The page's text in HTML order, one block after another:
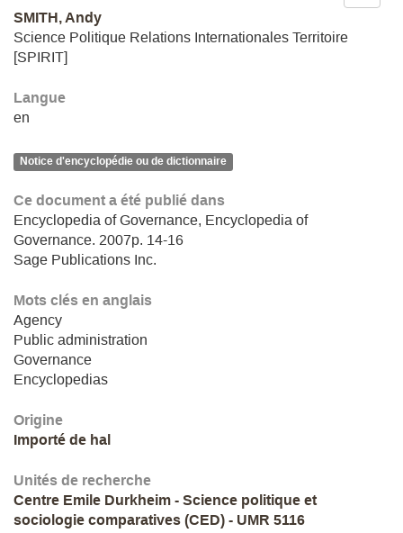
SMITH, Andy
Science Politique Relations Internationales Territoire
[SPIRIT]
Langue
en
Notice d'encyclopédie ou de dictionnaire
Ce document a été publié dans
Encyclopedia of Governance, Encyclopedia of
Governance. 2007p. 14-16
Sage Publications Inc.
Mots clés en anglais
Agency
Public administration
Governance
Encyclopedias
Origine
Importé de hal
Unités de recherche
Centre Emile Durkheim - Science politique et
sociologie comparatives (CED) - UMR 5116